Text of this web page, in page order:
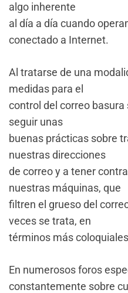
algo inherente
al día a día cuando
conectado a Internet.
Al tratarse de una
medidas para el
control del correo
seguir unas
buenas prácticas sobre
nuestras direcciones
de correo y a tener
nuestras máquinas, que
filtren el grueso del
veces se trata, en
términos más
En numerosos foros
constantemente sobre